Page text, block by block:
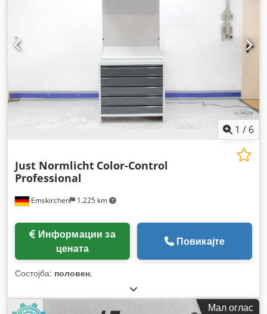
1 / 6
Emskirchen 1.225 km
Just Normlicht Color-Control
Professional
цената
Повикајте
Состојба: половен,
Мал оглас